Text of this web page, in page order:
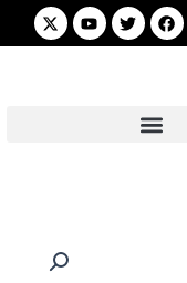
Facebook
Twitter
Youtube